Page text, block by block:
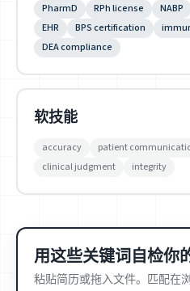
PharmD RPh license NABP
EHR
BPS certification
DEA compliance
软技能
accuracy patient
clinical judgment
integrity
用这些关键词自检你
粘贴简历或拖入文件。匹配在